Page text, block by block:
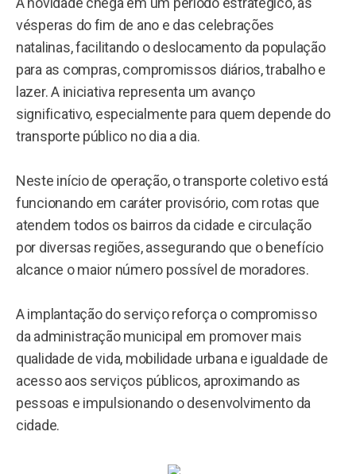
vésperas do fim de ano e das celebrações
natalinas, facilitando o deslocamento da população
para as compras, compromissos diários, trabalho e
lazer. A iniciativa representa um avanço
significativo, especialmente para quem depende do
transporte público no dia a dia.
Neste início de operação, o transporte coletivo está
funcionando em caráter provisório, com rotas que
atendem todos os bairros da cidade e circulação
por diversas regiões, assegurando que o benefício
alcance o maior número possível de moradores.
A implantação do serviço reforça o compromisso
da administração municipal em promover mais
qualidade de vida, mobilidade urbana e igualdade de
acesso aos serviços públicos, aproximando as
pessoas e impulsionando o desenvolvimento da
cidade.